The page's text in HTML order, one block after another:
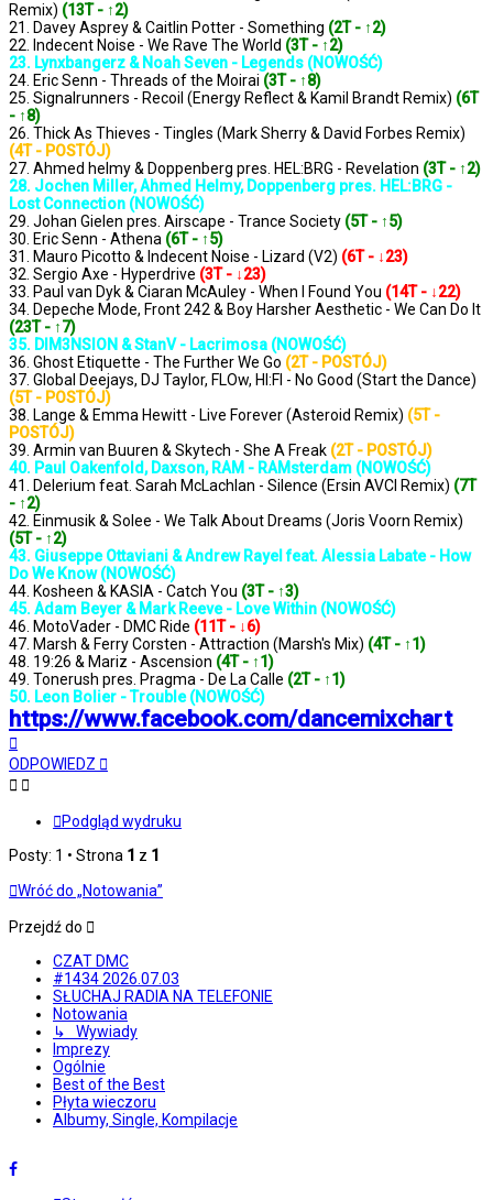
Remix) (13T - ↑2)
21. Davey Asprey & Caitlin Potter - Something (2T - ↑2)
22. Indecent Noise - We Rave The World (3T - ↑2)
23. Lynxbangerz & Noah Seven - Legends (NOWOŚĆ)
24. Eric Senn - Threads of the Moirai (3T - ↑8)
25. Signalrunners - Recoil (Energy Reflect & Kamil Brandt Remix) (6T
- ↑8)
26. Thick As Thieves - Tingles (Mark Sherry & David Forbes Remix)
(4T - POSTÓJ)
27. Ahmed helmy & Doppenberg pres. HEL:BRG - Revelation (3T - ↑2)
28. Jochen Miller, Ahmed Helmy, Doppenberg pres. HEL:BRG -
Lost Connection (NOWOŚĆ)
29. Johan Gielen pres. Airscape - Trance Society (5T - ↑5)
30. Eric Senn - Athena (6T - ↑5)
31. Mauro Picotto & Indecent Noise - Lizard (V2) (6T - ↓23)
32. Sergio Axe - Hyperdrive (3T - ↓23)
33. Paul van Dyk & Ciaran McAuley - When I Found You (14T - ↓22)
34. Depeche Mode, Front 242 & Boy Harsher Aesthetic - We Can Do It
(23T - ↑7)
35. DIM3NSION & StanV - Lacrimosa (NOWOŚĆ)
36. Ghost Etiquette - The Further We Go (2T - POSTÓJ)
37. Global Deejays, DJ Taylor, FLOw, HI:FI - No Good (Start the Dance)
(5T - POSTÓJ)
38. Lange & Emma Hewitt - Live Forever (Asteroid Remix) (5T -
POSTÓJ)
39. Armin van Buuren & Skytech - She A Freak (2T - POSTÓJ)
40. Paul Oakenfold, Daxson, RAM - RAMsterdam (NOWOŚĆ)
41. Delerium feat. Sarah McLachlan - Silence (Ersin AVCI Remix) (7T
- ↑2)
42. Einmusik & Solee - We Talk About Dreams (Joris Voorn Remix)
(5T - ↑2)
43. Giuseppe Ottaviani & Andrew Rayel feat. Alessia Labate - How
Do We Know (NOWOŚĆ)
44. Kosheen & KASIA - Catch You (3T - ↑3)
45. Adam Beyer & Mark Reeve - Love Within (NOWOŚĆ)
46. MotoVader - DMC Ride (11T - ↓6)
47. Marsh & Ferry Corsten - Attraction (Marsh's Mix) (4T - ↑1)
48. 19:26 & Mariz - Ascension (4T - ↑1)
49. Tonerush pres. Pragma - De La Calle (2T - ↑1)
50. Leon Bolier - Trouble (NOWOŚĆ)
https://www.facebook.com/dancemixchart
górę
ODPOWIEDZ
Podgląd wydruku
Posty: 1 • Strona 1 z 1
Wróć do „Notowania”
Przejdź do
CZAT DMC
#1434 2026.07.03
SŁUCHAJ RADIA NA TELEFONIE
Notowania
↳ Wywiady
Imprezy
Ogólnie
Best of the Best
Płyta wieczoru
Albumy, Single, Kompilacje